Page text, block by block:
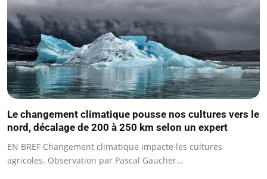
Le changement climatique pousse nos cultures vers le
nord, décalage de 200 à 250 km selon un expert
EN BREF Changement climatique impacte les cultures
agricoles. Observation par Pascal Gaucher…